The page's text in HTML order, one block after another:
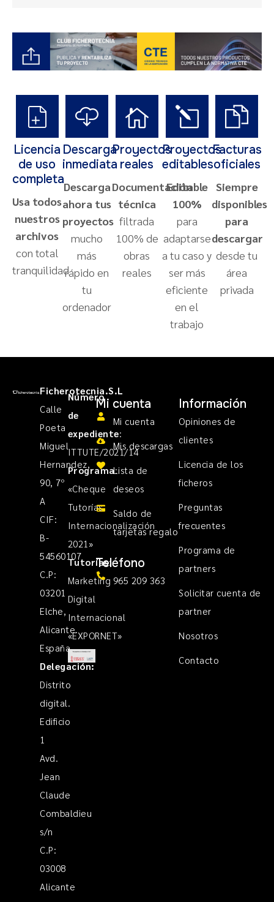
Licencia
de uso
completa
Usa todos
nuestros
archivos
con total
tranquilidad
Descarga
inmediata
Descarga
ahora tus
proyectos
mucho
más
rápido en
tu
ordenador
Proyectos
reales
Documentación
técnica
filtrada
100% de
obras
reales
Proyectos
editables
Editable
100%
para
adaptarse
a tu caso y
ser más
eficiente
en el
trabajo
Facturas
oficiales
Siempre
disponibles
para
descargar
desde tu
área
privada
Ficherotecnia.S.L
Calle
Poeta
Miguel
Hernandez,
90, 7º
A
CIF:
B-
54560107
C.P:
03201
Elche,
Alicante.
España
Delegación:
Distrito
digital.
Edificio
1
Avd.
Jean
Claude
Combaldieu
s/n
C.P:
03008
Alicante
Número
de
expediente:
ITTUTE/2021/14
Programa:
«Cheque
Tutorías
Internacionalización
2021»
Tutorías:
Marketing
Digital
Internacional
«EXPORNET»
Mi cuenta
Mi cuenta
Mis descargas
Lista de
deseos
Saldo de
tarjetas regalo
Teléfono
965 209 363
Información
Opiniones de
clientes
Licencia de los
ficheros
Preguntas
frecuentes
Programa de
partners
Solicitar cuenta de
partner
Nosotros
Contacto